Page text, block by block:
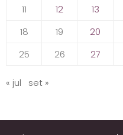
11
12 13
18
19 20
25
26 27
« jul set »